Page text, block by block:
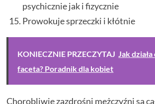
psychicznie jak i fizycznie
Prowokuje sprzeczki i kłótnie
KONIECZNIE PRZECZYTAJ Jak
faceta? Poradnik dla kobiet
Chorobliwie zazdrośni mężczyźni są